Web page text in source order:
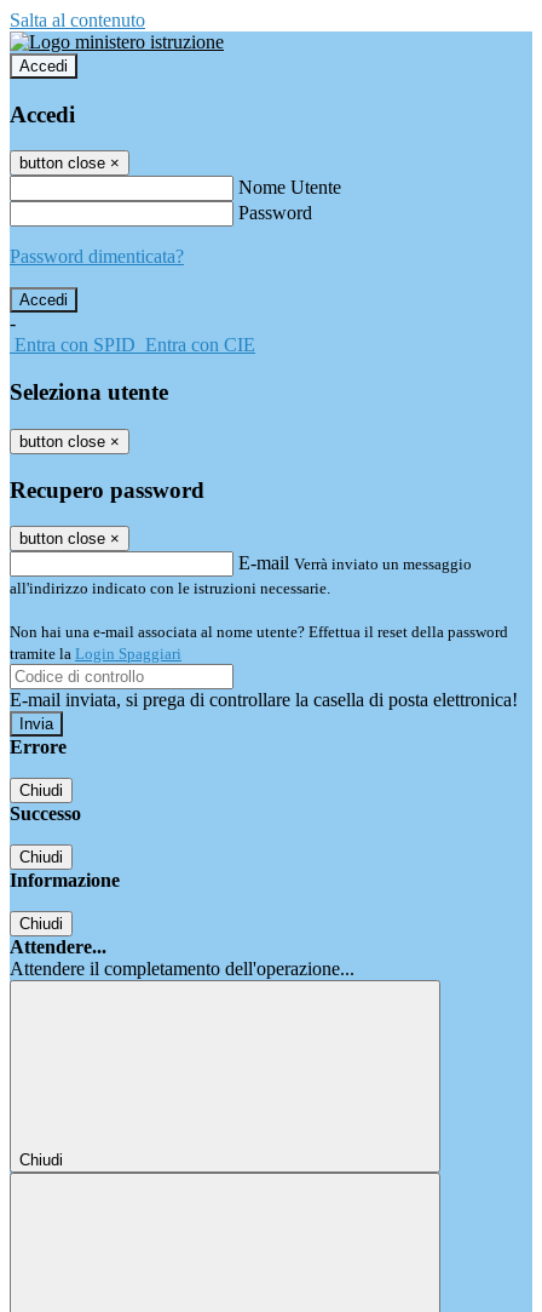
Salta al contenuto
Accedi
Accedi
button close ×
Nome Utente
Password
Password dimenticata?
-
Entra con SPID Entra con CIE
Seleziona utente
button close ×
Recupero password
button close ×
E-mail Verrà inviato un messaggio
all'indirizzo indicato con le istruzioni necessarie.
Non hai una e-mail associata al nome utente? Effettua il reset della password
tramite la Login Spaggiari
E-mail inviata, si prega di controllare la casella di posta elettronica!
Errore
Chiudi
Successo
Chiudi
Informazione
Chiudi
Attendere...
Attendere il completamento dell'operazione...
Chiudi